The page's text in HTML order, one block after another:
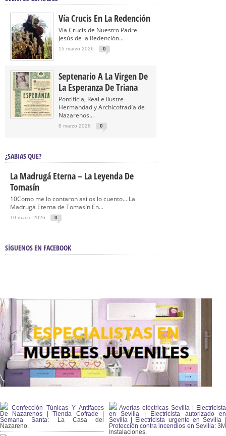
Vía Crucis En La Redención
Vía Crucis de Nuestro Padre
Jesús de la Redención...
15 marzo 2026 0
Septenario A La Virgen De
La Esperanza De Triana
Pontificia, Real e Ilustre
Hermandad y Archicofradía de
Nazarenos...
8 marzo 2026 0
¿SABÍAS QUÉ?
La Madrugá Eterna – La Leyenda De
Tomasín
10Como me lo contaron así os lo cuento… La
Madrugá Eterna de Tomasín En...
10 marzo 2026 0
SÍGUENOS EN FACEBOOK
Confección Túnicas Y Antifaces
De Nazarenos | Tienda Cofrade |
Semana Santa: La Casa del
Nazareno.
Averías eléctricas Sevilla | Electricista
en Sevilla | Electricista autorizado en
Sevilla | Electricista urgente en Sevilla |
Protección contra incendios en Sevilla:3M
Instalaciones.